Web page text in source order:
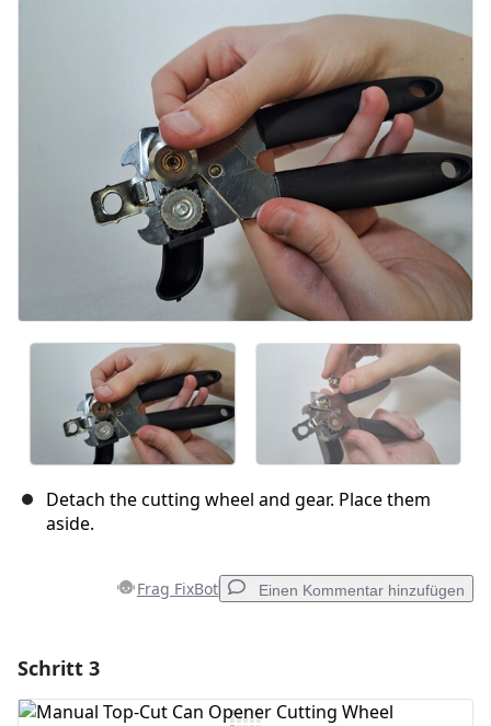
Abbrechen Kommentieren
Detach the cutting wheel and gear. Place them
aside.
Frag FixBot Einen Kommentar hinzufügen
Schritt 3